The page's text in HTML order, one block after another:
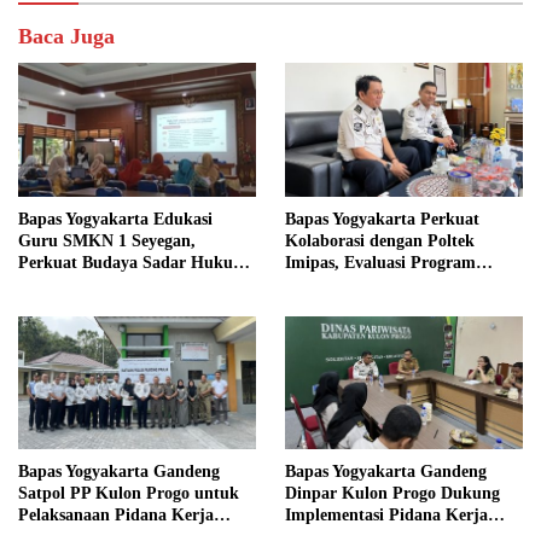
Baca Juga
Bapas Yogyakarta Edukasi
Guru SMKN 1 Seyegan,
Perkuat Budaya Sadar Hukum
Bapas Yogyakarta Perkuat
Kolaborasi dengan Poltek
Imipas, Evaluasi Program
Bapas Yogyakarta Gandeng
Satpol PP Kulon Progo untuk
Pelaksanaan Pidana Kerja
Bapas Yogyakarta Gandeng
Dinpar Kulon Progo Dukung
Implementasi Pidana Kerja